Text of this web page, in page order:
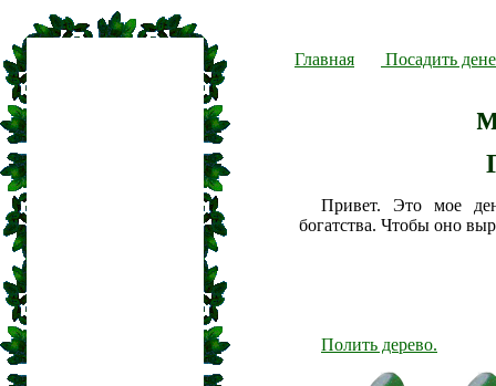
Главная Посадить
Привет. Это мое
богатства. Чтобы оно
Полить дерево.